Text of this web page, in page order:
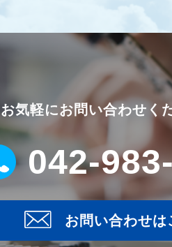
お気軽にお問い合わせく
042-
お問い合わせは